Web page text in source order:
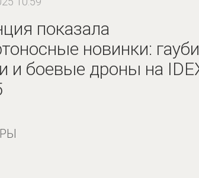
показала
новинки:
и боевые дроны на